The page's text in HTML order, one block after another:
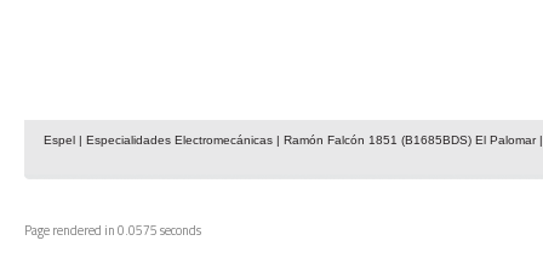
Espel | Especialidades Electromecánicas | Ramón Falcón 1851 (B1685BDS) El
Page rendered in 0.0575 seconds